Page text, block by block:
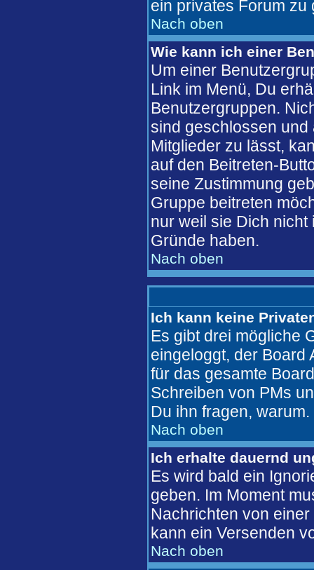
ein privates Forum zu
Nach oben
Wie kann ich einer
Um einer
Link im Menü, Du
Benutzergruppen.
sind geschlossen
Mitglieder zu lässt,
auf den Beitreten-
seine Zustimmung
Gruppe beitreten
nur weil sie Dich
Gründe haben.
Nach oben
Ich kann keine
Es gibt drei mögliche
eingeloggt, der Board
für das gesamte
Schreiben von PMs
Du ihn fragen, warum.
Nach oben
Ich erhalte dauernd
Es wird bald ein
geben. Im Moment
Nachrichten von
kann ein Versenden
Nach oben